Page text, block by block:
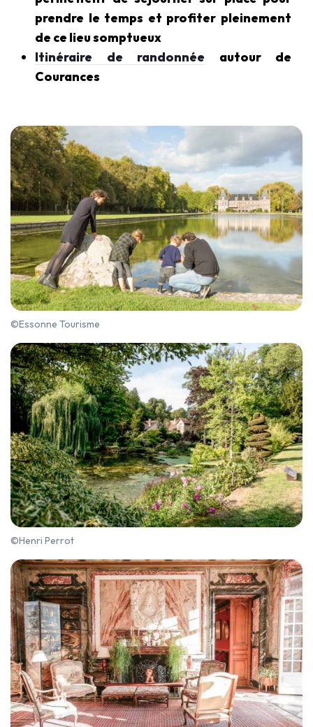
prendre le temps et profiter pleinement
de ce lieu somptueux
Itinéraire de randonnée autour de
Courances
©Essonne Tourisme
©Henri Perrot